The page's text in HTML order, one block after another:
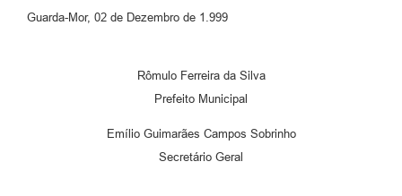
Guarda-Mor, 02 de Dezembro de 1.999
Rômulo Ferreira da Silva
Prefeito Municipal
Emílio Guimarães Campos Sobrinho
Secretário Geral